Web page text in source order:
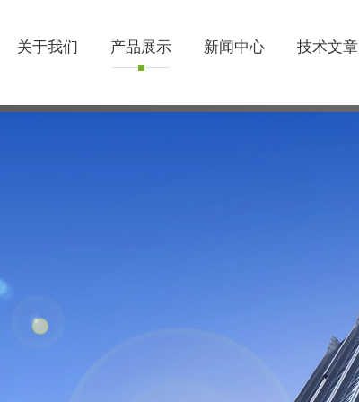
关于我们 产品展示 新闻中心 技术文章